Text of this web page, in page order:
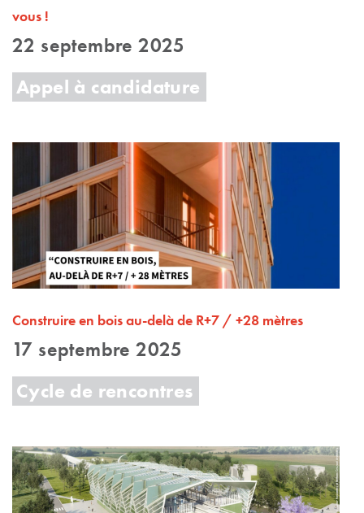
vous !
22 septembre 2025
Appel à candidature
Construire en bois au-delà de R+7 / +28 mètres
17 septembre 2025
Cycle de rencontres